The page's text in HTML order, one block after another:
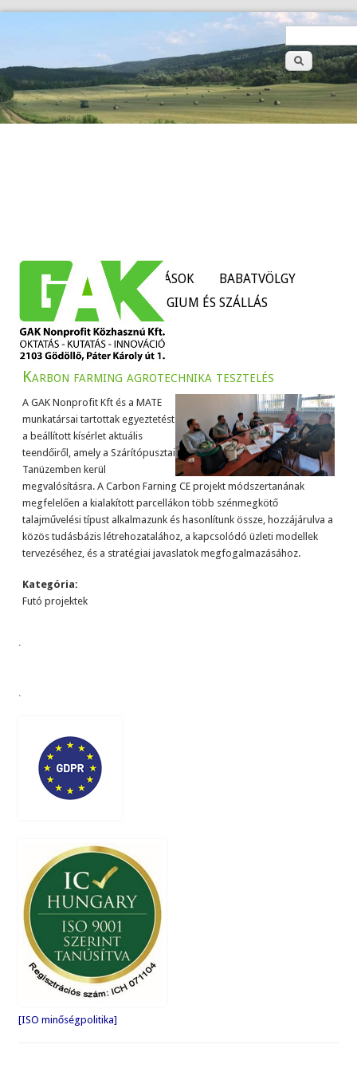
Keresés
űrlap
HÍREK SZOLGÁLTATÁSOK
BABATVÖLGY
TANÜZEMEK
KOLLÉGIUM ÉS SZÁLLÁS
Karbon farming agrotechnika tesztelés
A GAK Nonprofit Kft és a MATE
munkatársai tartottak egyeztetést
a beállított kísérlet aktuális
teendőiről, amely a Szárítópusztai
Tanüzemben kerül
megvalósításra. A Carbon Farning CE projekt módszertanának
megfelelően a kialakított parcellákon több szénmegkötő
talajművelési típust alkalmazunk és hasonlítunk össze, hozzájárulva a
közös tudásbázis létrehozatalához, a kapcsolódó üzleti modellek
tervezéséhez, és a stratégiai javaslatok megfogalmazásához.
Kategória:
Futó projektek
.
.
[ISO minőségpolitika]